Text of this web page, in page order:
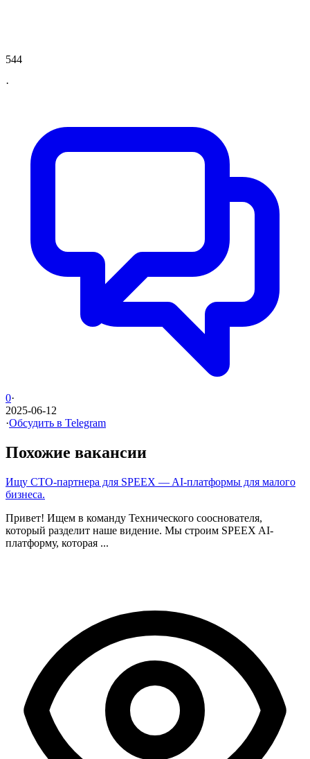
544
·
0·
2025-06-12
·Обсудить в Telegram
Похожие вакансии
Ищу CTO-партнера для SPEEX — AI-платформы для малого
бизнеса.
Привет! Ищем в команду Технического сооснователя,
который разделит наше видение. Мы строим SPEEX AI-
платформу, которая ...